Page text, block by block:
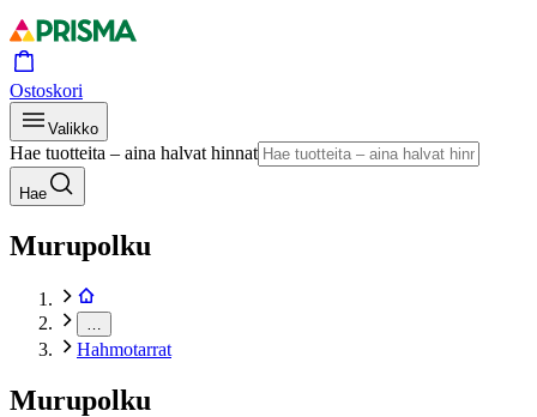
Ostoskori
Valikko
Hae tuotteita – aina halvat hinnat
Hae
Murupolku
Hahmotarrat
Murupolku